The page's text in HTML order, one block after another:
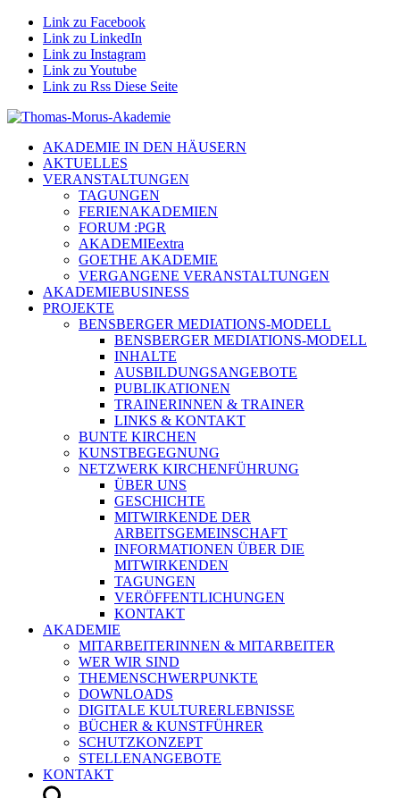
Link zu Facebook
Link zu LinkedIn
Link zu Instagram
Link zu Youtube
Link zu Rss Diese Seite
AKADEMIE IN DEN HÄUSERN
AKTUELLES
VERANSTALTUNGEN
TAGUNGEN
FERIENAKADEMIEN
FORUM :PGR
AKADEMIEextra
GOETHE AKADEMIE
VERGANGENE VERANSTALTUNGEN
AKADEMIEBUSINESS
PROJEKTE
BENSBERGER MEDIATIONS-MODELL
BENSBERGER MEDIATIONS-MODELL
INHALTE
AUSBILDUNGSANGEBOTE
PUBLIKATIONEN
TRAINERINNEN & TRAINER
LINKS & KONTAKT
BUNTE KIRCHEN
KUNSTBEGEGNUNG
NETZWERK KIRCHENFÜHRUNG
ÜBER UNS
GESCHICHTE
MITWIRKENDE DER
ARBEITSGEMEINSCHAFT
INFORMATIONEN ÜBER DIE
MITWIRKENDEN
TAGUNGEN
VERÖFFENTLICHUNGEN
KONTAKT
AKADEMIE
MITARBEITERINNEN & MITARBEITER
WER WIR SIND
THEMENSCHWERPUNKTE
DOWNLOADS
DIGITALE KULTURERLEBNISSE
BÜCHER & KUNSTFÜHRER
SCHUTZKONZEPT
STELLENANGEBOTE
KONTAKT